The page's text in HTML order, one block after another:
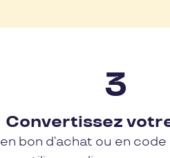
Convertissez
en bon d’achat ou en